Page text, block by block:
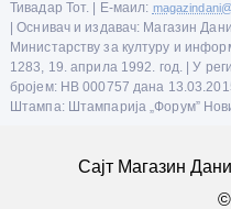
Тивадар Тот. | Е-маил:
| Оснивач и издавач: Магазин
Министарству за културу и
1283, 19. априла 1992. год. | У
бројем: НВ 000757 дана
Штампа: Штампарија „Форум”
Сајт Магазин